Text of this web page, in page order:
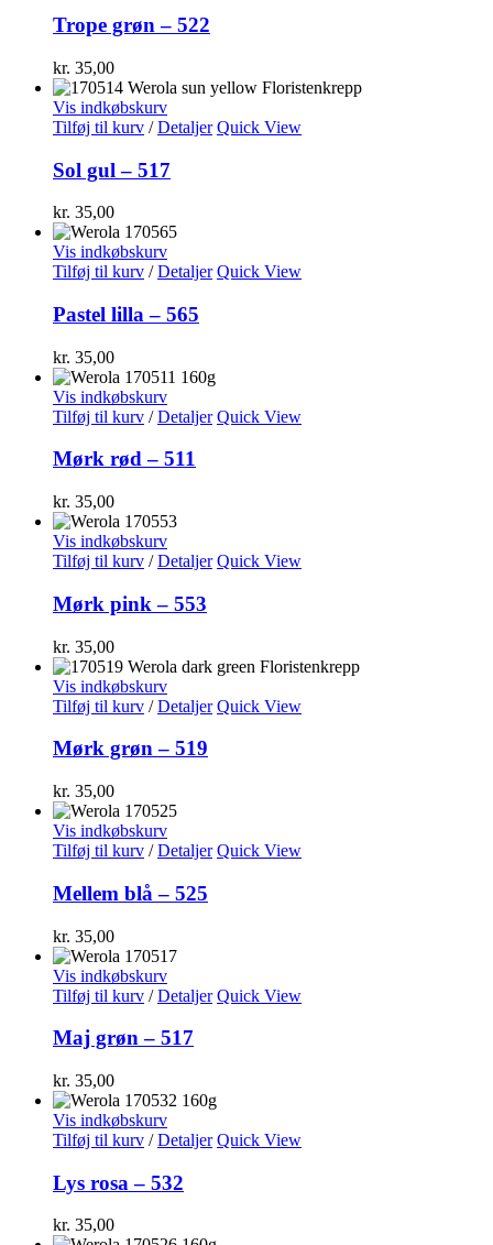
Trope grøn – 522
kr. 35,00
Vis indkøbskurv
Tilføj til kurv / Detaljer Quick View
Sol gul – 517
kr. 35,00
Vis indkøbskurv
Tilføj til kurv / Detaljer Quick View
Pastel lilla – 565
kr. 35,00
Vis indkøbskurv
Tilføj til kurv / Detaljer Quick View
Mørk rød – 511
kr. 35,00
Vis indkøbskurv
Tilføj til kurv / Detaljer Quick View
Mørk pink – 553
kr. 35,00
Vis indkøbskurv
Tilføj til kurv / Detaljer Quick View
Mørk grøn – 519
kr. 35,00
Vis indkøbskurv
Tilføj til kurv / Detaljer Quick View
Mellem blå – 525
kr. 35,00
Vis indkøbskurv
Tilføj til kurv / Detaljer Quick View
Maj grøn – 517
kr. 35,00
Vis indkøbskurv
Tilføj til kurv / Detaljer Quick View
Lys rosa – 532
kr. 35,00